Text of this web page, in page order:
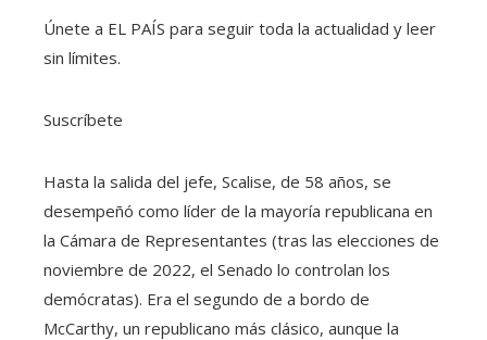
Únete a EL PAÍS para seguir toda la actualidad y leer
sin límites.
Suscríbete
Hasta la salida del jefe, Scalise, de 58 años, se
desempeñó como líder de la mayoría republicana en
la Cámara de Representantes (tras las elecciones de
noviembre de 2022, el Senado lo controlan los
demócratas). Era el segundo de a bordo de
McCarthy, un republicano más clásico, aunque la